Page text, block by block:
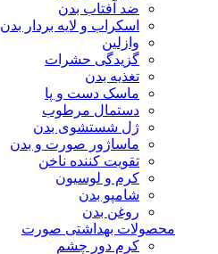
ضد آفتاب بدن
اسکراب و لایه بردار بدن
وازلین
گزیدگی حشرات
تغذیه بدن
ماسک دست و پا
دستمال مرطوب
ژل شستشوی بدن
ماساژور صورت و بدن
تقویت کننده ناخن
کرم و لوسیون
شامپو بدن
روغن بدن
محصولات بهداشتی صورت
کرم دور چشم